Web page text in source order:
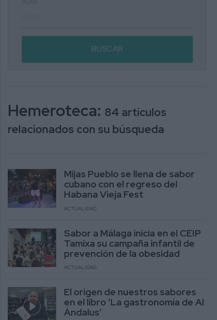
BUSCAR
Hemeroteca: 84 artículos
relacionados con su búsqueda
Mijas Pueblo se llena de sabor
cubano con el regreso del
Habana Vieja Fest
ACTUALIDAD
Sabor a Málaga inicia en el CEIP
Tamixa su campaña infantil de
prevención de la obesidad
ACTUALIDAD
El origen de nuestros sabores
en el libro ‘La gastronomía de Al
Ándalus’